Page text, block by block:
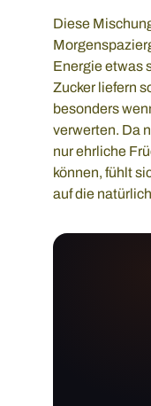
Diese
Energie etwas
Zucker liefern
besonders
verwerten. Da
nur ehrliche
können, fühlt
auf die